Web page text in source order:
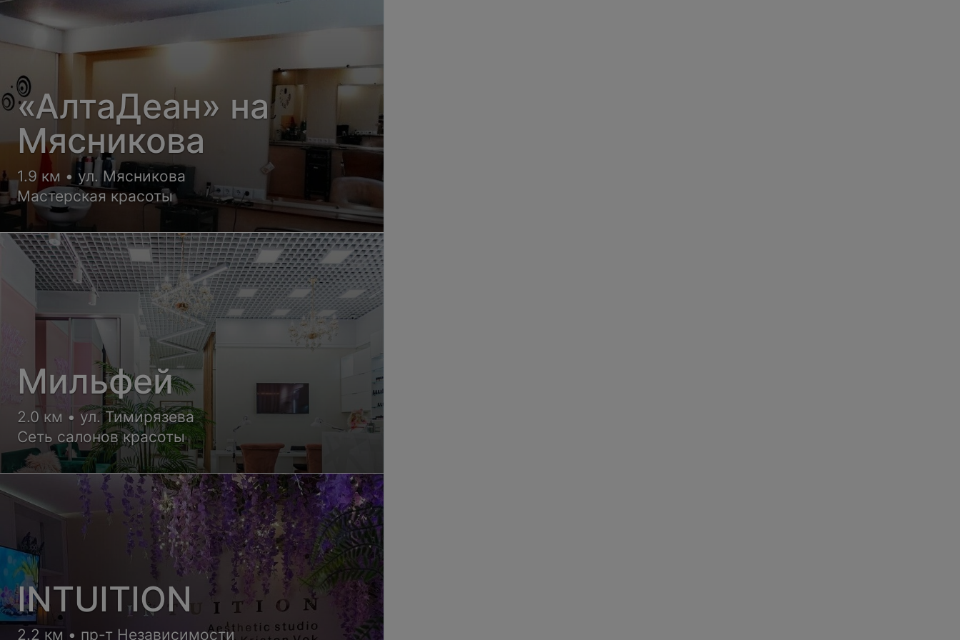
«АлтаДеан» на
Мясникова
1.9 км • ул. Мясникова
Мастерская красоты
Мильфей
2.0 км • ул. Тимирязева
Сеть салонов красоты
INTUITION
2.2 км • пр-т Независимости